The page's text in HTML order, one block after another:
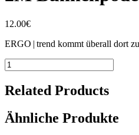
12.00€
ERGO | trend kommt überall dort
2M
Bühnenpodest,
1x1m
Menge
Related Products
Ähnliche Produkte